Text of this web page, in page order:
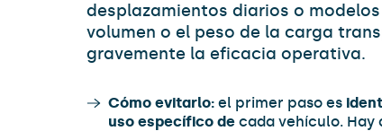
desplazamientos diarios o
volumen o el peso de la carga
gravemente la eficacia operativa.
Cómo evitarlo: el primer paso es
uso específico de cada vehículo. Hay